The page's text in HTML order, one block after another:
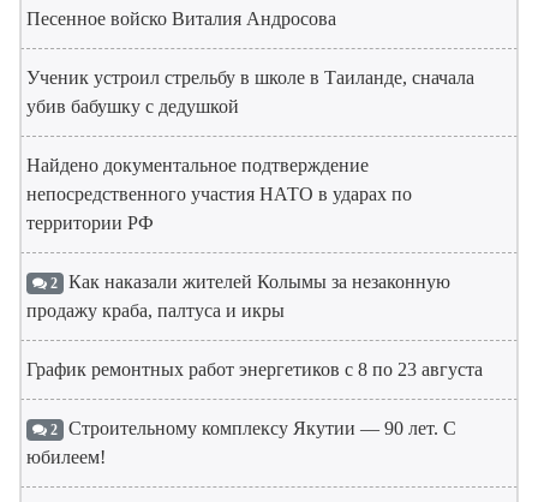
Песенное войско Виталия Андросова
Ученик устроил стрельбу в школе в Таиланде, сначала
убив бабушку с дедушкой
Найдено документальное подтверждение
непосредственного участия НАТО в ударах по
территории РФ
2 Как наказали жителей Колымы за незаконную
продажу краба, палтуса и икры
График ремонтных работ энергетиков с 8 по 23 августа
2 Строительному комплексу Якутии — 90 лет. С
юбилеем!